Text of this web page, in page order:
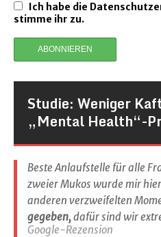
Ich habe die
stimme ihr zu.
Studie: Weniger
„Mental Health“-
Beste Anlaufstelle für alle
zweier Mukos wurde mir
anderen verzweifelten
gegeben,dafür sind wir
Google-Rezension